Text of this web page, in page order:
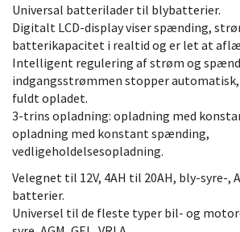
Universal batterilader til blybatterier.
Digitalt LCD-display viser spænding,
batterikapacitet i realtid og er let at
Intelligent regulering af strøm og
indgangsstrømmen stopper
fuldt opladet.
3-trins opladning: opladning med
opladning med konstant spænding,
vedligeholdelsesopladning.
Velegnet til 12V, 4AH til 20AH, bly-syre-,
batterier.
Universel til de fleste typer bil- og